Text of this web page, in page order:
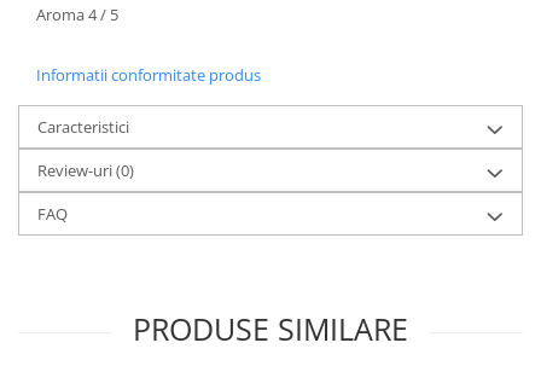
Aroma 4 / 5
Informatii conformitate produs
Caracteristici
Review-uri(0)
FAQ
PRODUSE SIMILARE